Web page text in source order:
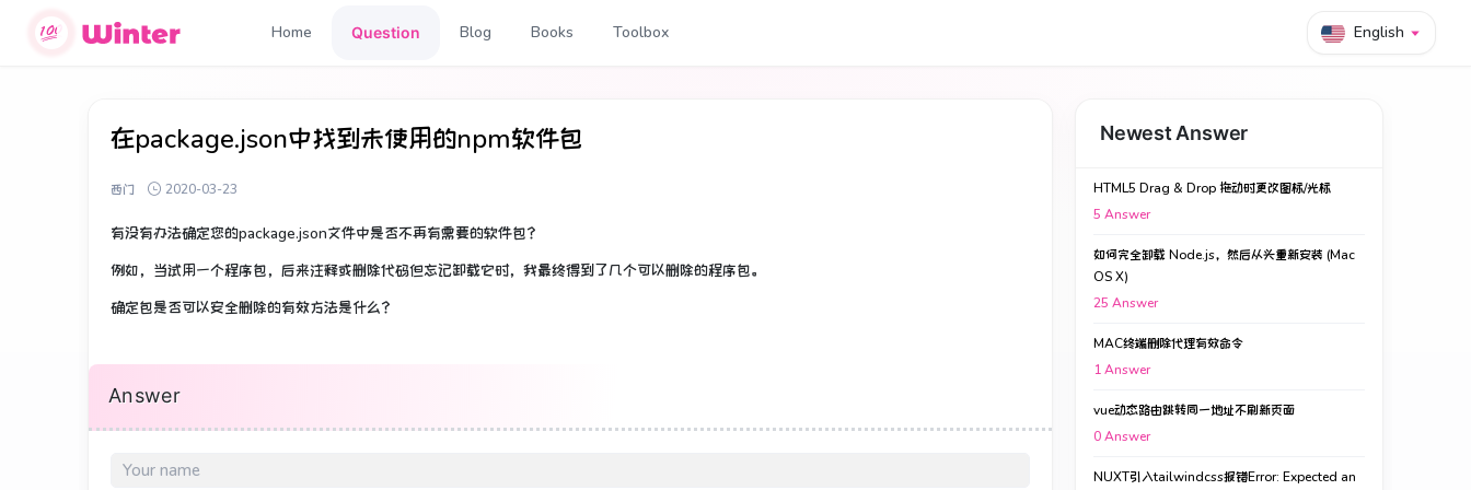
Home Question Blog Books Toolbox English
在package.json中找到未使用的npm软件包
西门 2020-03-23
有没有办法确定您的package.json文件中是否不再有需要的软件包？
例如，当试用一个程序包，后来注释或删除代码但忘记卸载它时，我最终得到了几个可以删除的程序包。
确定包是否可以安全删除的有效方法是什么？
Answer
Newest Answer
HTML5 Drag & Drop 拖动时更改图标/光标
5 Answer
如何完全卸载 Node.js，然后从头重新安装 (Mac
OS X)
25 Answer
MAC终端删除代理有效命令
1Answer
vue动态路由跳转同一地址不刷新页面
0Answer
NUXT引入tailwindcss报错Error: Expected an